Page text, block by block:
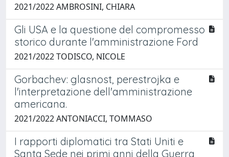
2021/2022 AMBROSINI, CHIARA
Gli USA e la questione del compromesso
storico durante l'amministrazione Ford
2021/2022 TODISCO, NICOLE
Gorbachev: glasnost, perestrojka e
l'interpretazione dell'amministrazione
americana.
2021/2022 ANTONIACCI, TOMMASO
I rapporti diplomatici tra Stati Uniti e
Santa Sede nei primi anni della Guerra